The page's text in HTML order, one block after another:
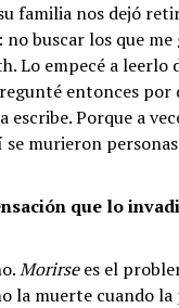
familia nos dejó
buscar los que
Lo empecé a leerlo
entonces por
Porque a
murieron
que lo
Morirsees el
la muerte cuando la